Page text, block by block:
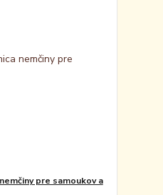
pre samoukov a